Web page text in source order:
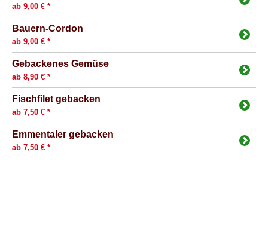
ab 9,00 € *
Bauern-Cordon
ab 9,00 € *
Gebackenes Gemüse
ab 8,90 € *
Fischfilet gebacken
ab 7,50 € *
Emmentaler gebacken
ab 7,50 € *